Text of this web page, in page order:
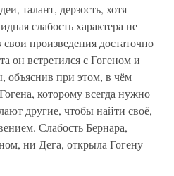
талант, дерзость, хотя
слабость характера не
произведения достаточно
он встретился с Гогеном и
объяснив при этом, в чём
которому всегда нужно
другие, чтобы найти своё,
Слабость Бернара,
ни Дега, открыла Гогену